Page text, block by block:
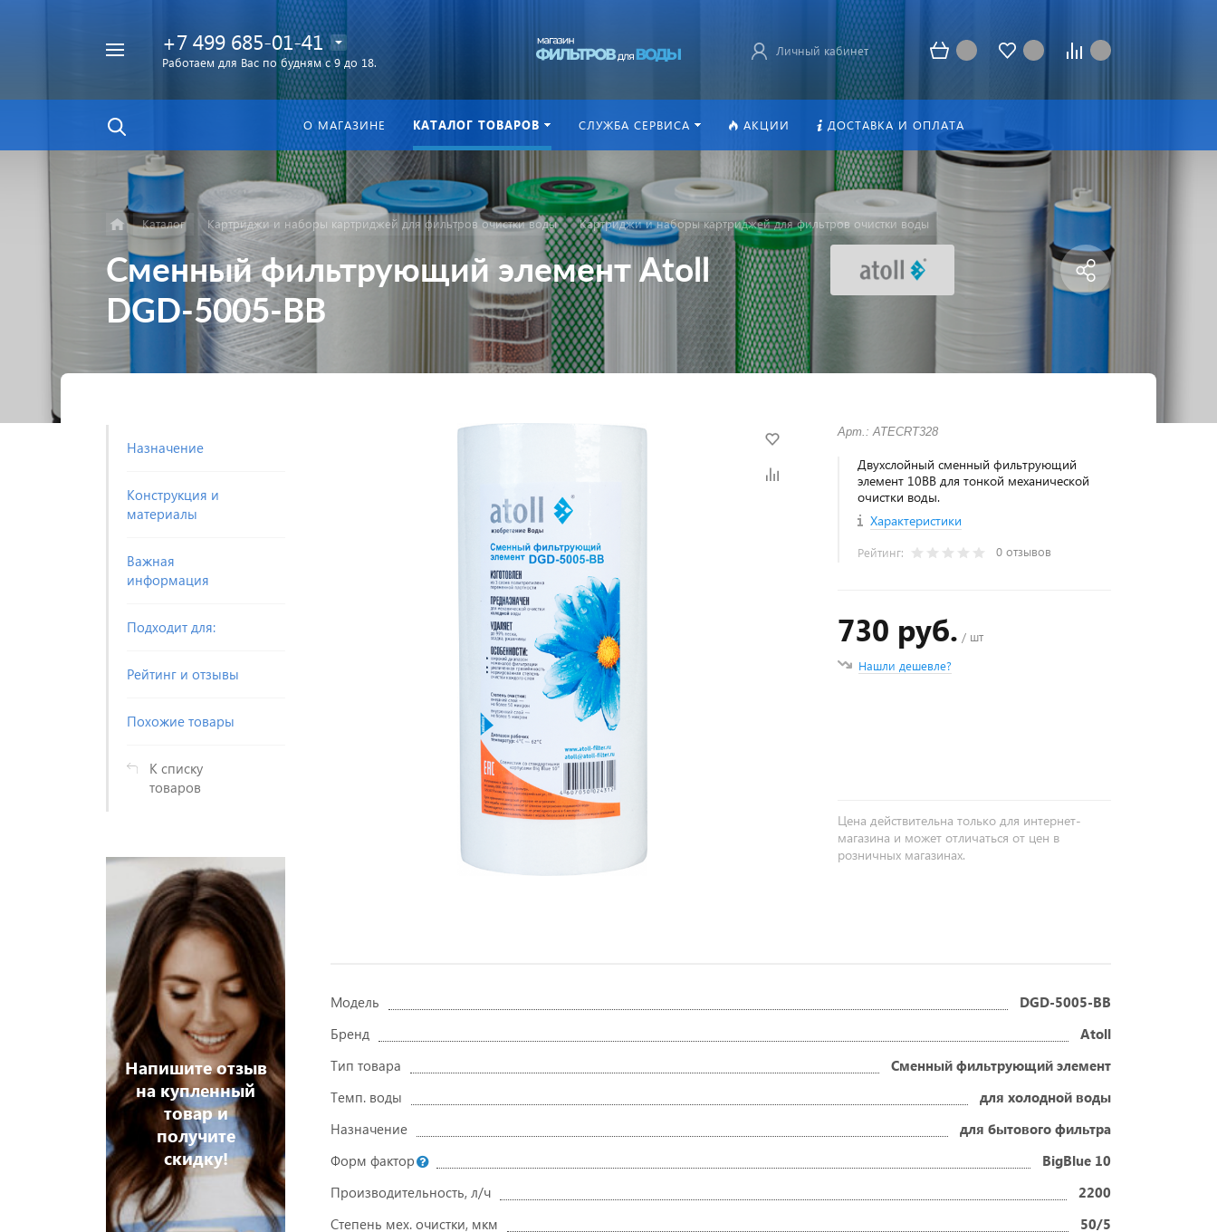
+7 499 685-01-41
Работаем для Вас по будням с 9 до 18.
Личный кабинет
О МАГАЗИНЕ КАТАЛОГ ТОВАРОВ СЛУЖБА СЕРВИСА АКЦИИ ДОСТАВКА И ОПЛАТА
Каталог Картриджи и наборы картриджей для фильтров очистки воды Картриджи и наборы картриджей для фильтров очистки воды
Сменный фильтрующий элемент Atoll
DGD-5005-BB
Назначение
Конструкция и
материалы
Важная
информация
Подходит для:
Рейтинг и отзывы
Похожие товары
К списку
товаров
Напишите отзыв
на купленный
товар и
получите
скидку!
Арт.: ATECRT328
Двухслойный сменный фильтрующий
элемент 10BB для тонкой механической
очистки воды.
Характеристики
Рейтинг: 0 отзывов
730 руб. / шт
Нашли дешевле?
Цена действительна только для интернет-
магазина и может отличаться от цен в
розничных магазинах.
Модель
DGD-5005-BB
Бренд
Atoll
Тип товара
Сменный фильтрующий элемент
Темп. воды
для холодной воды
Назначение
для бытового фильтра
Форм фактор
BigBlue 10
Производительность, л/ч
2200
Степень мех. очистки, мкм
50/5